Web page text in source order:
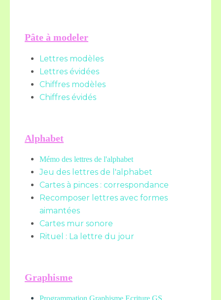
Pâte à modeler
Lettres modèles
Lettres évidées
Chiffres modèles
Chiffres évidés
Alphabet
Mémo des lettres de l'alphabet
Jeu des lettres de l'alphabet
Cartes à pinces : correspondance
Recomposer lettres avec formes
aimantées
Cartes mur sonore
Rituel : La lettre du jour
Graphisme
Programmation Graphisme Ecriture GS